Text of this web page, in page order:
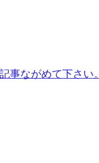
事ながめて下さい。